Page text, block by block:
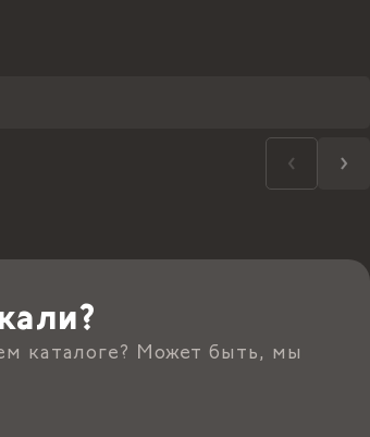
каталоге? Может быть, мы